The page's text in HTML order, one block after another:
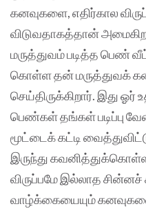
கனவுகளை, எதிர்கால
விடுவதாகத்தான்
மருத்துவம் படித்த பெண்
கொள்ள தன் மருத்துவக்
செய்திருக்கிறார். இது
பெண்கள் தங்கள் படிப்பு
மூட்டைக் கட்டி
இருந்து
விருப்பமே இல்லாத
வாழ்க்கையையும்